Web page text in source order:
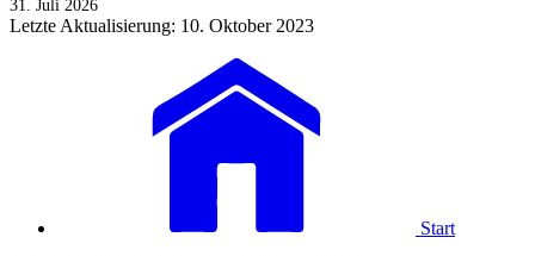
31. Juli 2026
Letzte Aktualisierung: 10. Oktober 2023
Start